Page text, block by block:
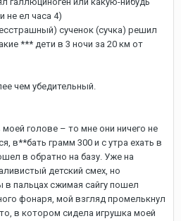
не ел часа 4)
сученок (сучка) решил
*** дети в 3 ночи за 20 км от
чем убедительный.
голове – то мне они ничего не
в**бать грамм 300 и с утра ехать в
в обратно на базу. Уже на
детский смех, но
пальцах сжимая сайгу пошел
фонаря, мой взгляд промелькнул
в котором сидела игрушка моей